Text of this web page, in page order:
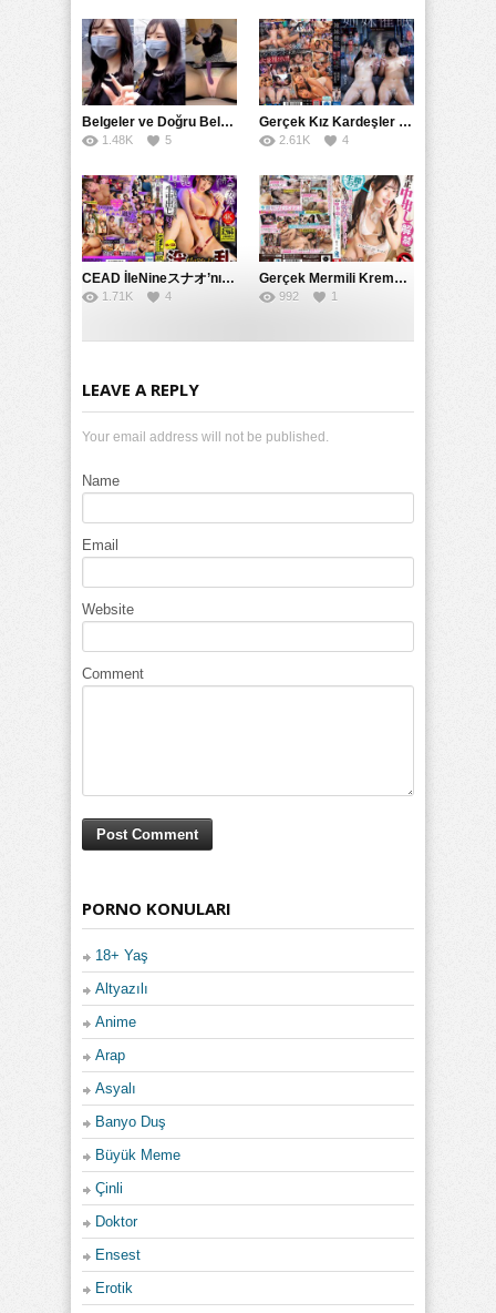
Belgeler ve Doğru Belgelendirmede DOCS’in Önemi
1.48K 5
Gerçek Kız Kardeşler hipnoz ve zihin kontrolü altında liebe阴茎 için yalvaran kızlar: Mısakı Nemıne Mına Hınano
2.61K 4
CEAD İleNineスナオ’nın Çılgın ve Seksüel Dünyası: Büyük Kalçalar ve Çılgın İlişkiler
1.71K 4
Gerçek Mermili Kremalı Pasta Büyük Dağıtımı, Ben Herkesin Özel Placesine Hizmet Eden En Üst Düzey Erotik Ürünler Günün Fırsatı
992 1
LEAVE A REPLY
Your email address will not be published.
Name
Email
Website
Comment
PORNO KONULARI
18+ Yaş
Altyazılı
Anime
Arap
Asyalı
Banyo Duş
Büyük Meme
Çinli
Doktor
Ensest
Erotik